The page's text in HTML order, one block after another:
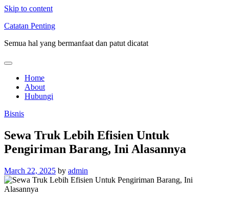
Skip to content
Catatan Penting
Semua hal yang bermanfaat dan patut dicatat
Home
About
Hubungi
Bisnis
Sewa Truk Lebih Efisien Untuk
Pengiriman Barang, Ini Alasannya
March 22, 2025 by admin